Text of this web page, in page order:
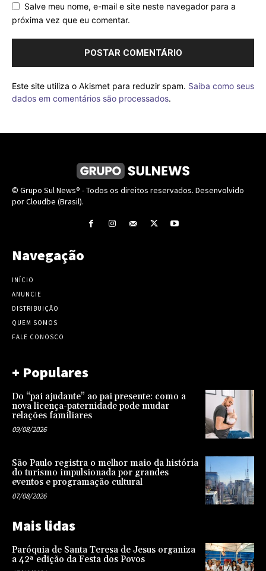
Salve meu nome, e-mail e site neste navegador para a
próxima vez que eu comentar.
Este site utiliza o Akismet para reduzir spam. Saiba como seus
dados em comentários são processados.
© Grupo Sul News® - Todos os direitos reservados. Desenvolvido
por Cloudbe (Brasil).
Navegação
INÍCIO
ANUNCIE
DISTRIBUIÇÃO
QUEM SOMOS
FALE CONOSCO
+ Populares
Do “pai ajudante” ao pai presente: como a
nova licença-paternidade pode mudar
relações familiares
09/08/2026
São Paulo registra o melhor maio da história
do turismo impulsionada por grandes
eventos e programação cultural
07/08/2026
Mais lidas
Paróquia de Santa Teresa de Jesus organiza
a 42ª edição da Festa dos Povos